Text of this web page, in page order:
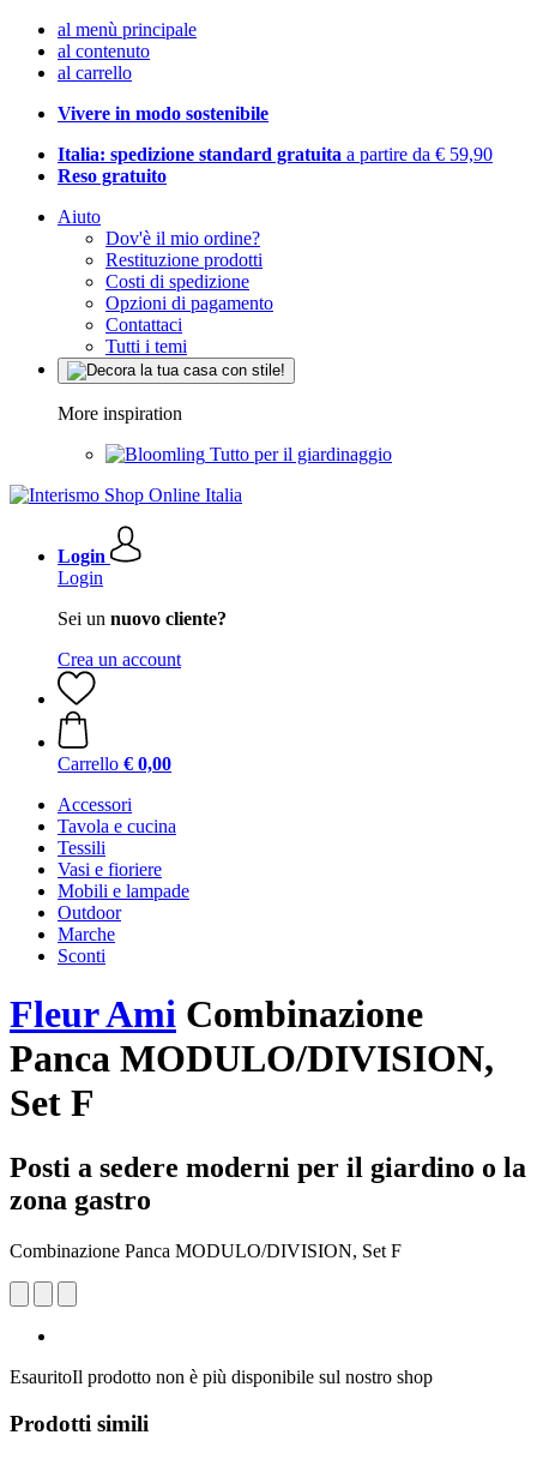
al menù principale
al contenuto
al carrello
Vivere in modo sostenibile
Italia: spedizione standard gratuita a partire da € 59,90
Reso gratuito
Aiuto
Dov'è il mio ordine?
Restituzione prodotti
Costi di spedizione
Opzioni di pagamento
Contattaci
Tutti i temi
More inspiration
Tutto per il giardinaggio
Login
Login
Sei un nuovo cliente?
Crea un account
Carrello € 0,00
Accessori
Tavola e cucina
Tessili
Vasi e fioriere
Mobili e lampade
Outdoor
Marche
Sconti
Fleur Ami Combinazione
Panca MODULO/DIVISION,
Set F
Posti a sedere moderni per il giardino o la
zona gastro
Combinazione Panca MODULO/DIVISION, Set F
EsauritoIl prodotto non è più disponibile sul nostro shop
Prodotti simili